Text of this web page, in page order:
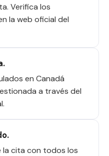
Verifica los
la web oficial del
en Canadá
a través del
la cita con todos los